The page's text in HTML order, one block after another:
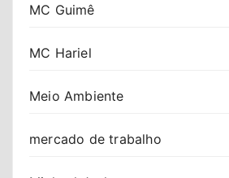
MC Guimê
MC Hariel
Meio Ambiente
mercado de trabalho